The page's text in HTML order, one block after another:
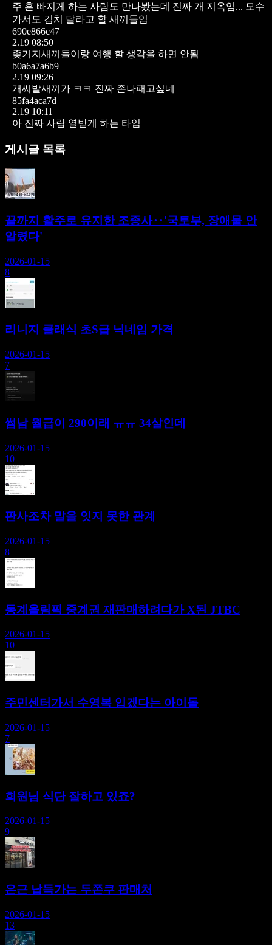
주 혼 빠지게 하는 사람도 만나봤는데 진짜 개 지옥임... 모수
가서도 김치 달라고 할 새끼들임
690e866c47
2.19 08:50
좆거지새끼들이랑 여행 할 생각을 하면 안됨
b0a6a7a6b9
2.19 09:26
개씨발새끼가 ㅋㅋ 진짜 존나패고싶네
85fa4aca7d
2.19 10:11
아 진짜 사람 열받게 하는 타입
게시글 목록
끝까지 활주로 유지한 조종사‥'국토부, 장애물 안
알렸다'
2026-01-15
8
리니지 클래식 초S급 닉네임 가격
2026-01-15
7
썸남 월급이 290이래 ㅠㅠ 34살인데
2026-01-15
10
판사조차 말을 잇지 못한 관계
2026-01-15
8
동계올림픽 중계권 재판매하려다가 X된 JTBC
2026-01-15
10
주민센터가서 수영복 입겠다는 아이돌
2026-01-15
7
회원님 식단 잘하고 있죠?
2026-01-15
9
은근 납득가는 두쫀쿠 판매처
2026-01-15
13